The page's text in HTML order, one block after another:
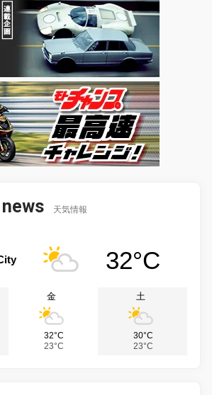
天気情報
32°C
金
32°C
23°C
土
30°C
23°C